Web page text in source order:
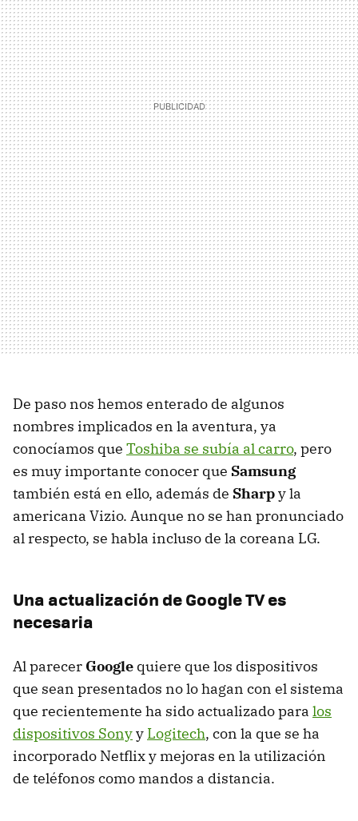
De paso nos hemos enterado de algunos
nombres implicados en la aventura, ya
conocíamos que Toshiba se subía al carro, pero
es muy importante conocer que Samsung
también está en ello, además de Sharpy la
americana Vizio. Aunque no se han pronunciado
al respecto, se habla incluso de la coreana LG.
Una actualización de Google TV es
necesaria
Al parecer Google quiere que los dispositivos
que sean presentados no lo hagan con el sistema
que recientemente ha sido actualizado para los
dispositivos Sonyy Logitech, con la que se ha
incorporado Netflix y mejoras en la utilización
de teléfonos como mandos a distancia.